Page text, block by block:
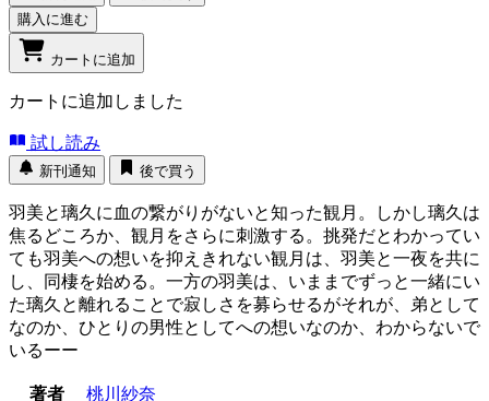
購入に進む
カートに追加
カートに追加しました
試し読み
新刊通知 後で買う
羽美と璃久に血の繋がりがないと知った観月。しかし璃久は
焦るどころか、観月をさらに刺激する。挑発だとわかってい
ても羽美への想いを抑えきれない観月は、羽美と一夜を共に
し、同棲を始める。一方の羽美は、いままでずっと一緒にい
た璃久と離れることで寂しさを募らせるがそれが、弟として
なのか、ひとりの男性としてへの想いなのか、わからないで
いるーー
著者 桃川紗奈